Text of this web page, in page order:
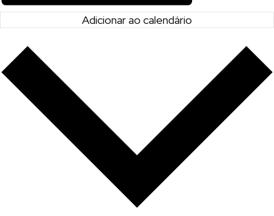
Adicionar ao calendário